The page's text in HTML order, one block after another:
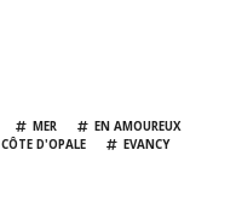
MER
EN AMOUREUX
CÔTE D'OPALE
EVANCY